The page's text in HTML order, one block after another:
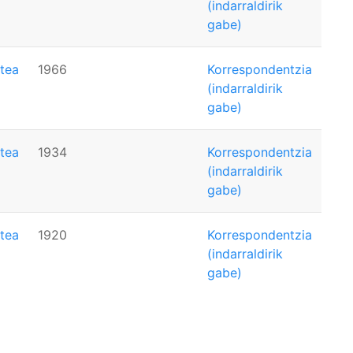
(indarraldirik
gabe)
1966
Korrespondentzia
(indarraldirik
gabe)
1934
Korrespondentzia
(indarraldirik
gabe)
1920
Korrespondentzia
(indarraldirik
gabe)